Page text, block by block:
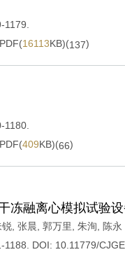
PDF(16113KB)(137)
1180.
PDF(409KB)(66)
冻融离心模拟试验设
锐 张晨 郭万里 朱洵
陈永
DOI: 10.11779/